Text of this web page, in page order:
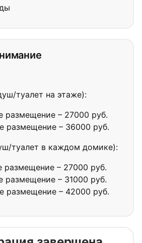
туалет на этаже):
размещение – 27000 руб.
размещение – 36000 руб.
туалет в каждом домике):
размещение – 27000 руб.
размещение – 31000 руб.
размещение – 42000 руб.